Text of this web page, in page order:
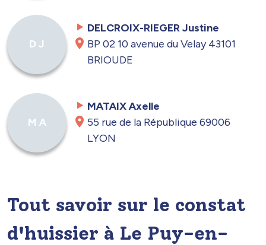
D J
DELCROIX-RIEGER Justine
BP 02 10 avenue du Velay 43101
BRIOUDE
M A
MATAIX Axelle
55 rue de la République 69006
LYON
Tout savoir sur le constat
d'huissier à Le Puy-en-